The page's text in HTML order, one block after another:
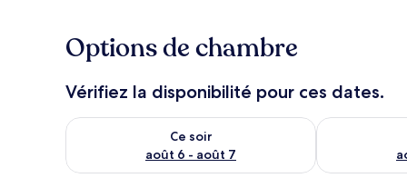
Options de chambre
Vérifiez la disponibilité pour ces dates.
Ce soir
août 6 - août 7
Vérifier la disponibilité pour ce soir août 6 - août 7
Vérifier la